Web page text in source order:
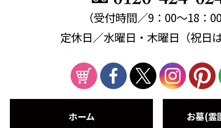
（受付時間／9：00～18：
定休日／水曜日・木曜日（祝日
ホーム お墓(霊